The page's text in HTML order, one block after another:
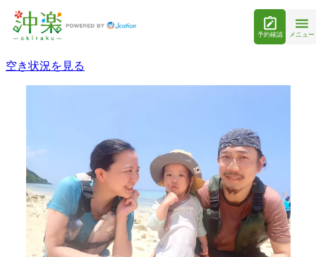
予約確認 メニュー
空き状況を見る